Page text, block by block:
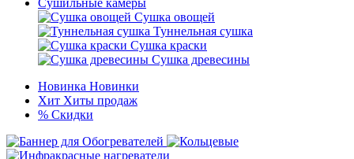
Сушильные камеры
Сушка овощей
Туннельная сушка
Сушка краски
Сушка древесины
Новинка Новинки
Хит Хиты продаж
% Скидки